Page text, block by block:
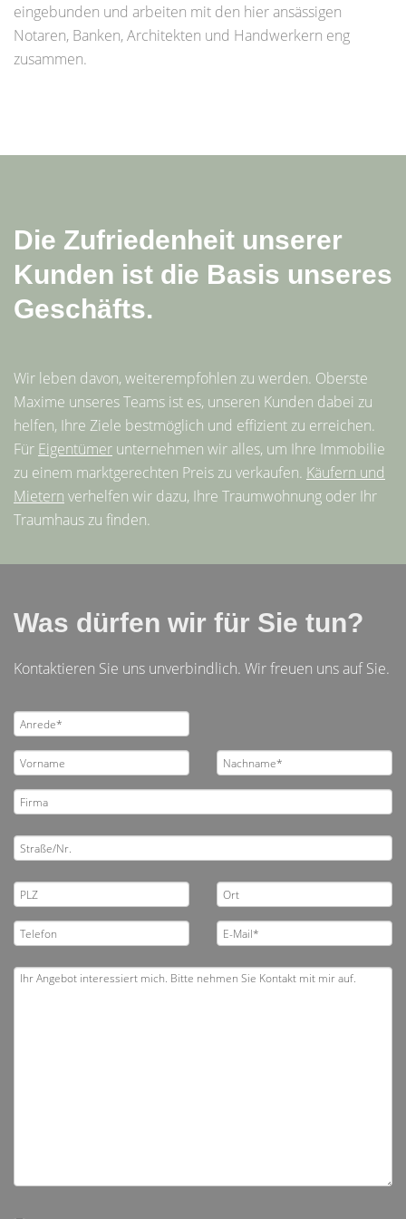
eingebunden und arbeiten mit den hier ansässigen
Notaren, Banken, Architekten und Handwerkern eng
zusammen.
Die Zufriedenheit unserer
Kunden ist die Basis unseres
Geschäfts.
Wir leben davon, weiterempfohlen zu werden. Oberste
Maxime unseres Teams ist es, unseren Kunden dabei zu
helfen, Ihre Ziele bestmöglich und effizient zu erreichen.
Für Eigentümer unternehmen wir alles, um Ihre Immobilie
zu einem marktgerechten Preis zu verkaufen. Käufern und
Mietern verhelfen wir dazu, Ihre Traumwohnung oder Ihr
Traumhaus zu finden.
Was dürfen wir für Sie tun?
Kontaktieren Sie uns unverbindlich. Wir freuen uns auf Sie.